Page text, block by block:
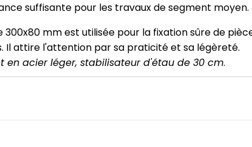
suffisante pour les travaux de segment moyen.
300x80 mm est utilisée pour la fixation sûre de
Il attire l'attention par sa praticité et sa légèreté.
en acier léger, stabilisateur d'étau de 30 cm.